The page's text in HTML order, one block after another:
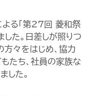
る「第27回 菱和祭
た。日差しが照りつ
方々をはじめ、協力
たち、社員の家族な
した。